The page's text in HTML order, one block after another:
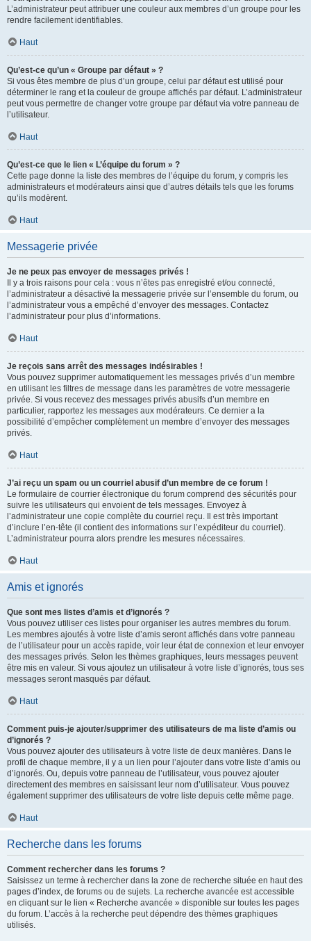
L’administrateur peut attribuer une couleur aux membres d’un groupe pour les
rendre facilement identifiables.
Haut
Qu’est-ce qu’un « Groupe par défaut » ?
Si vous êtes membre de plus d’un groupe, celui par défaut est utilisé pour
déterminer le rang et la couleur de groupe affichés par défaut. L’administrateur
peut vous permettre de changer votre groupe par défaut via votre panneau de
l’utilisateur.
Haut
Qu’est-ce que le lien « L’équipe du forum » ?
Cette page donne la liste des membres de l’équipe du forum, y compris les
administrateurs et modérateurs ainsi que d’autres détails tels que les forums
qu’ils modèrent.
Haut
Messagerie privée
Je ne peux pas envoyer de messages privés !
Il y a trois raisons pour cela : vous n’êtes pas enregistré et/ou connecté,
l’administrateur a désactivé la messagerie privée sur l’ensemble du forum, ou
l’administrateur vous a empêché d’envoyer des messages. Contactez
l’administrateur pour plus d’informations.
Haut
Je reçois sans arrêt des messages indésirables !
Vous pouvez supprimer automatiquement les messages privés d’un membre
en utilisant les filtres de message dans les paramètres de votre messagerie
privée. Si vous recevez des messages privés abusifs d’un membre en
particulier, rapportez les messages aux modérateurs. Ce dernier a la
possibilité d’empêcher complètement un membre d’envoyer des messages
privés.
Haut
J’ai reçu un spam ou un courriel abusif d’un membre de ce forum !
Le formulaire de courrier électronique du forum comprend des sécurités pour
suivre les utilisateurs qui envoient de tels messages. Envoyez à
l’administrateur une copie complète du courriel reçu. Il est très important
d’inclure l’en-tête (il contient des informations sur l’expéditeur du courriel).
L’administrateur pourra alors prendre les mesures nécessaires.
Haut
Amis et ignorés
Que sont mes listes d’amis et d’ignorés ?
Vous pouvez utiliser ces listes pour organiser les autres membres du forum.
Les membres ajoutés à votre liste d’amis seront affichés dans votre panneau
de l’utilisateur pour un accès rapide, voir leur état de connexion et leur envoyer
des messages privés. Selon les thèmes graphiques, leurs messages peuvent
être mis en valeur. Si vous ajoutez un utilisateur à votre liste d’ignorés, tous ses
messages seront masqués par défaut.
Haut
Comment puis-je ajouter/supprimer des utilisateurs de ma liste d’amis ou
d’ignorés ?
Vous pouvez ajouter des utilisateurs à votre liste de deux manières. Dans le
profil de chaque membre, il y a un lien pour l’ajouter dans votre liste d’amis ou
d’ignorés. Ou, depuis votre panneau de l’utilisateur, vous pouvez ajouter
directement des membres en saisissant leur nom d’utilisateur. Vous pouvez
également supprimer des utilisateurs de votre liste depuis cette même page.
Haut
Recherche dans les forums
Comment rechercher dans les forums ?
Saisissez un terme à rechercher dans la zone de recherche située en haut des
pages d’index, de forums ou de sujets. La recherche avancée est accessible
en cliquant sur le lien « Recherche avancée » disponible sur toutes les pages
du forum. L’accès à la recherche peut dépendre des thèmes graphiques
utilisés.